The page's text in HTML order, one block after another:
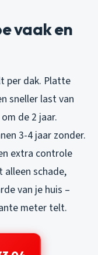
vaak en
per dak. Platte
sneller last van
de 2 jaar.
3-4 jaar zonder.
extra controle
alleen schade,
van je huis –
meter telt.